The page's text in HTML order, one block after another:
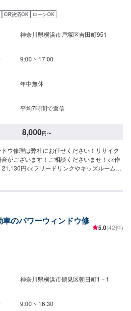
QR決済OK ローンOK
神奈川県横浜市戸塚区吉田町951
9:00 ~ 17:00
年中無休
平均7時間で返信
8,000円〜
ウ修理は弊社にお任せください！リサイク
がございます！ご相談くださいませ！<<作
円<<フリードリンクやキッズルームも
5名、車体整備士が1名と、多数の工員が在
のパワーウィンドウ修
5.0(42件)
神奈川県横浜市鶴見区朝日町1－1
9:00 ~ 16:30